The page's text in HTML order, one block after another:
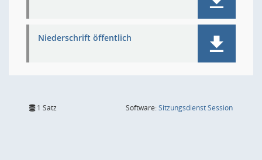
Niederschrift öffentlich
1 Satz Software:SitzungsdienstSession(Wird in